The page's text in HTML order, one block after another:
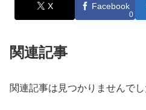
X Facebook
0
関連記事
関連記事は見つかりませんでし